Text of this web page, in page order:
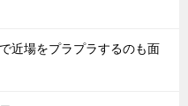
近場をプラプラするのも面